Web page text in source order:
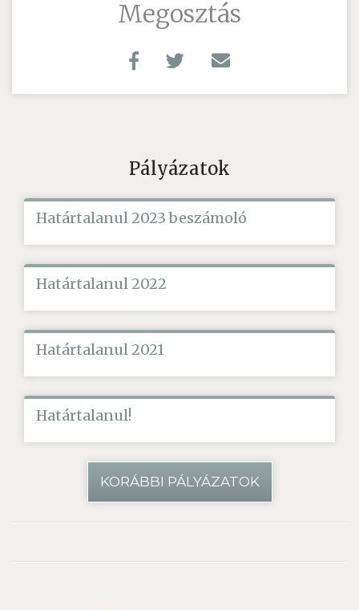
Megosztás
Pályázatok
Határtalanul 2023 beszámoló
Határtalanul 2022
Határtalanul 2021
Határtalanul!
KORÁBBI PÁLYÁZATOK